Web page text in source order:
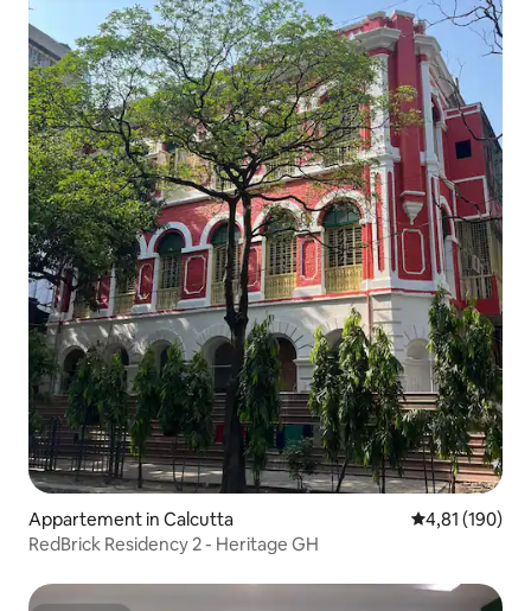
Appartement in Calcutta Gemiddelde
4,81 (190)
RedBrick Residency 2 - Heritage GH